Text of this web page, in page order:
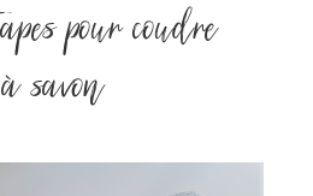
pour coudre
savon